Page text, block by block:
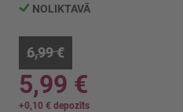
NOLIKTAVĀ
6,99 €
5,99 €
+0,10 € depozīts